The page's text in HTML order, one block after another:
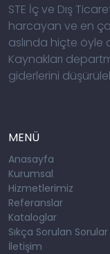
STE İç ve Dış
harcayan ve en
aslında hiçte öyle
Kaynakları
giderlerini
MENÜ
Anasayfa
Kurumsal
Hizmetlerimiz
Referanslar
Kataloglar
Sıkça Sorulan Sorular
İletişim